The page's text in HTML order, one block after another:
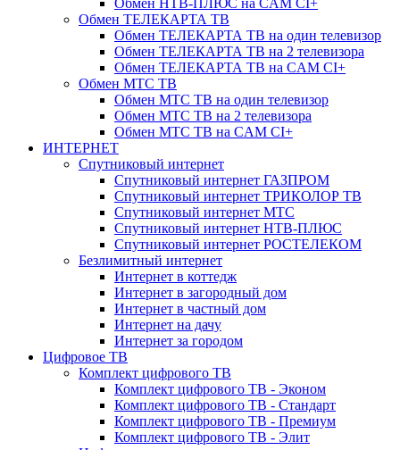
Обмен НТВ-ПЛЮС на CAM CI+
Обмен ТЕЛЕКАРТА ТВ
Обмен ТЕЛЕКАРТА ТВ на один телевизор
Обмен ТЕЛЕКАРТА ТВ на 2 телевизора
Обмен ТЕЛЕКАРТА ТВ на CAM CI+
Обмен МТС ТВ
Обмен МТС ТВ на один телевизор
Обмен МТС ТВ на 2 телевизора
Обмен МТС ТВ на CAM CI+
ИНТЕРНЕТ
Спутниковый интернет
Спутниковый интернет ГАЗПРОМ
Спутниковый интернет ТРИКОЛОР ТВ
Спутниковый интернет МТС
Спутниковый интернет НТВ-ПЛЮС
Спутниковый интернет РОСТЕЛЕКОМ
Безлимитный интернет
Интернет в коттедж
Интернет в загородный дом
Интернет в частный дом
Интернет на дачу
Интернет за городом
Цифровое ТВ
Комплект цифрового ТВ
Комплект цифрового ТВ - Эконом
Комплект цифрового ТВ - Стандарт
Комплект цифрового ТВ - Премиум
Комплект цифрового ТВ - Элит